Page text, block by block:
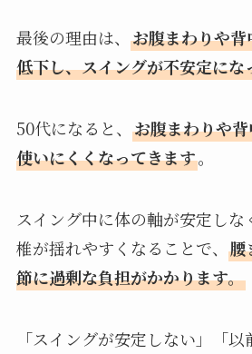
最後の理由は、 お腹まわりや
低下し、スイングが不安定にな
50代になると、 お腹まわりや
使いにくくなってきます。
スイング中に体の軸が安定し
椎が揺れやすくなることで、 腰
節に過剰な負担がかかります。
「スイングが安定しない」「